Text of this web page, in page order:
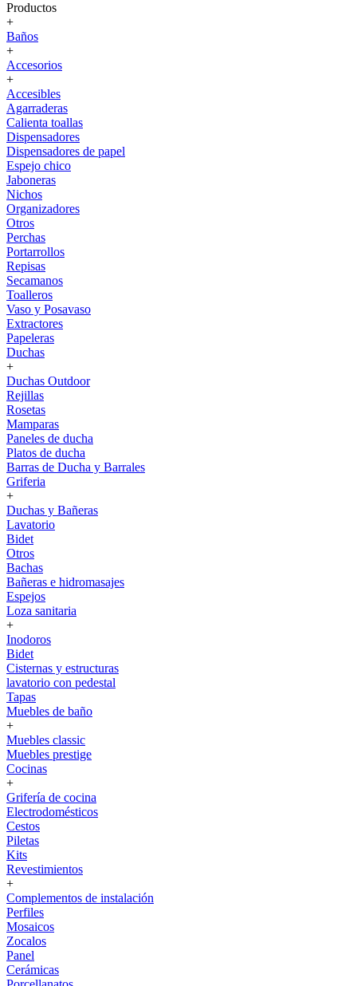
Productos
+
Baños
+
Accesorios
+
Accesibles
Agarraderas
Calienta toallas
Dispensadores
Dispensadores de papel
Espejo chico
Jaboneras
Nichos
Organizadores
Otros
Perchas
Portarrollos
Repisas
Secamanos
Toalleros
Vaso y Posavaso
Extractores
Papeleras
Duchas
+
Duchas Outdoor
Rejillas
Rosetas
Mamparas
Paneles de ducha
Platos de ducha
Barras de Ducha y Barrales
Griferia
+
Duchas y Bañeras
Lavatorio
Bidet
Otros
Bachas
Bañeras e hidromasajes
Espejos
Loza sanitaria
+
Inodoros
Bidet
Cisternas y estructuras
lavatorio con pedestal
Tapas
Muebles de baño
+
Muebles classic
Muebles prestige
Cocinas
+
Grifería de cocina
Electrodomésticos
Cestos
Piletas
Kits
Revestimientos
+
Complementos de instalación
Perfiles
Mosaicos
Zocalos
Panel
Cerámicas